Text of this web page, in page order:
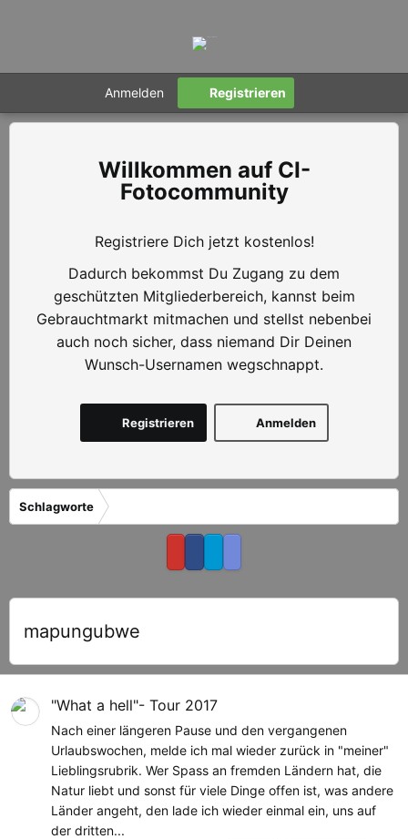
Anmelden Registrieren
CI-
Fotocommunity
Registriere Dich jetzt kostenlos!
Dadurch bekommst Du Zugang zu dem
geschützten Mitgliederbereich, kannst beim
Gebrauchtmarkt mitmachen und stellst nebenbei
auch noch sicher, dass niemand Dir Deinen
Wunsch-Usernamen wegschnappt.
Anmelden
Registrieren
Schlagworte
mapungubwe
"What a hell"- Tour 2017
Nach einer längeren Pause und den vergangenen
Urlaubswochen, melde ich mal wieder zurück in "meiner"
Lieblingsrubrik. Wer Spass an fremden Ländern hat, die
Natur liebt und sonst für viele Dinge offen ist, was andere
Länder angeht, den lade ich wieder einmal ein, uns auf
der dritten...